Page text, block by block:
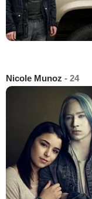
Nicole Munoz - 24